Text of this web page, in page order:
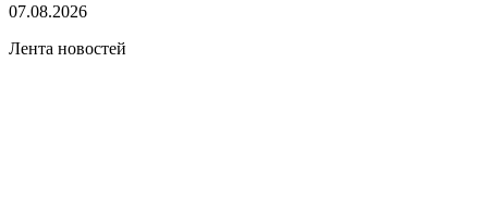
07.08.2026
Лента новостей